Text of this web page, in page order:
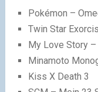
Pokémon –
Twin Star
My Love Story
Minamoto
Kiss X Death 3